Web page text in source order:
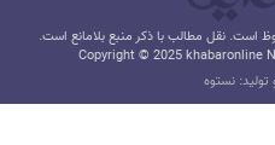
است. نقل مطالب با ذکر منبع بلامانع است.
Copyright © 2025 khabaronline
نستوه